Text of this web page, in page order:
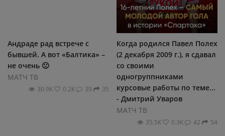
Андраде рад встрече с
бывшей. А вот «Балтика» –
не очень 🙁
МАТЧ ТВ
30.9К 0.2К 39 35
Когда родился Павел Полех
(2 декабря 2009 г.), я сдавал
со своими
одногруппниками
курсовые работы по теме...
- Дмитрий Уваров
МАТЧ ТВ
35.5К 0.3К 42 54